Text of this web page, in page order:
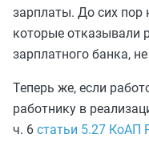
зарплаты. До сих пор
которые отказывали
зарплатного банка,
Теперь же, если
работнику в
ч. 6 статьи 5.27 КоАП